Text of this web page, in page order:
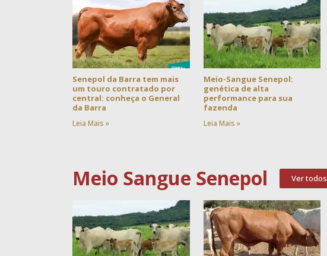
Senepol da Barra tem mais
um touro contratado por
central: conheça o General
da Barra
Leia Mais »
Meio-Sangue Senepol:
genética de alta
performance para sua
fazenda
Leia Mais »
Meio Sangue Senepol Ver todos